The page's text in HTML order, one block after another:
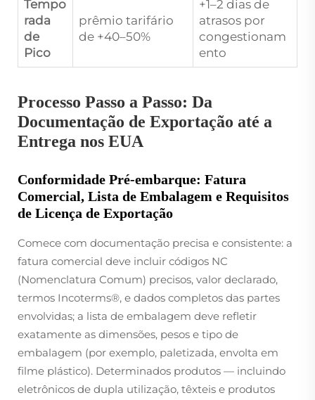
Tempo
rada
de
Pico
prêmio tarifário
de +40–50%
+1–2 dias de
atrasos por
congestionam
ento
Processo Passo a Passo: Da
Documentação de Exportação até a
Entrega nos EUA
Conformidade Pré-embarque: Fatura
Comercial, Lista de Embalagem e Requisitos
de Licença de Exportação
Comece com documentação precisa e consistente: a
fatura comercial deve incluir códigos NC
(Nomenclatura Comum) precisos, valor declarado,
termos Incoterms®, e dados completos das partes
envolvidas; a lista de embalagem deve refletir
exatamente as dimensões, pesos e tipo de
embalagem (por exemplo, paletizada, envolta em
filme plástico). Determinados produtos — incluindo
eletrônicos de dupla utilização, têxteis e produtos